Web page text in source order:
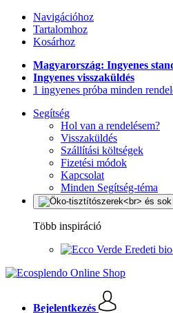
Navigációhoz
Tartalomhoz
Kosárhoz
Magyarország: Ingyenes
Ingyenes visszaküldés
1 ingyenes próba minden
Segítség
Hol van a rendelésem?
Visszaküldés
Szállítási költségek
Fizetési módok
Kapcsolat
Minden Segítség-téma
Több inspiráció
Eredeti
Bejelentkezés